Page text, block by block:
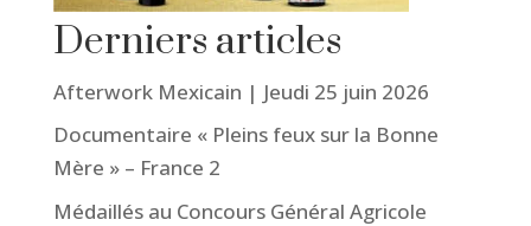
Derniers articles
Afterwork Mexicain | Jeudi 25 juin 2026
Documentaire « Pleins feux sur la Bonne
Mère » – France 2
Médaillés au Concours Général Agricole